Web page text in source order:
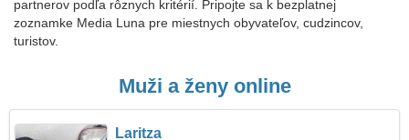
partnerov podľa rôznych kritérií. Pripojte sa k bezplatnej
zoznamke Media Luna pre miestnych obyvateľov, cudzincov,
turistov.
Muži a ženy online
Laritza